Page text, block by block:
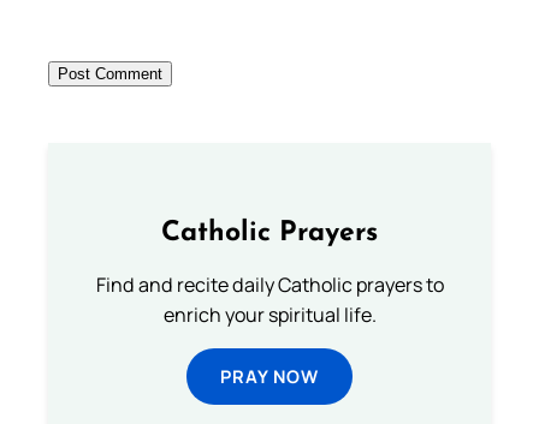
Catholic Prayers
Find and recite daily Catholic prayers to
enrich your spiritual life.
PRAY NOW